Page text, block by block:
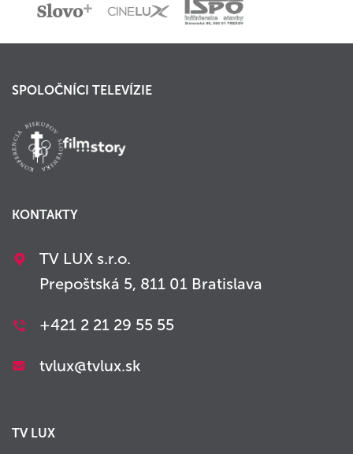
SPOLOČNÍCI TELEVÍZIE
KONTAKTY
TV LUX s.r.o.
Prepoštská 5, 811 01 Bratislava
+421 2 21 29 55 55
tvlux@tvlux.sk
TV LUX